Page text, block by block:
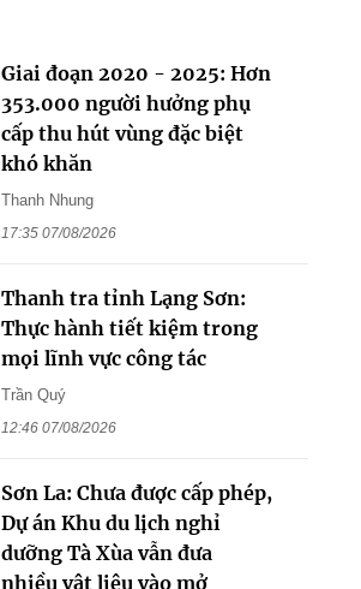
Giai đoạn 2020 - 2025: Hơn
353.000 người hưởng phụ
cấp thu hút vùng đặc biệt
khó khăn
Thanh Nhung
17:35 07/08/2026
Thanh tra tỉnh Lạng Sơn:
Thực hành tiết kiệm trong
mọi lĩnh vực công tác
Trần Quý
12:46 07/08/2026
Sơn La: Chưa được cấp phép,
Dự án Khu du lịch nghỉ
dưỡng Tà Xùa vẫn đưa
nhiều vật liệu vào mở